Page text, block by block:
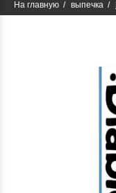
На главную выпечка